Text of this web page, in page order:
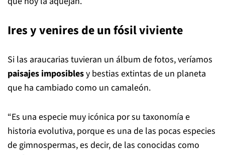
Ires y venires de un fósil viviente
Si las araucarias tuvieran un álbum de fotos, veríamos
paisajes imposiblesy bestias extintas de un planeta
que ha cambiado como un camaleón.
“Es una especie muy icónica por su taxonomía e
historia evolutiva, porque es una de las pocas especies
de gimnospermas, es decir, de las conocidas como